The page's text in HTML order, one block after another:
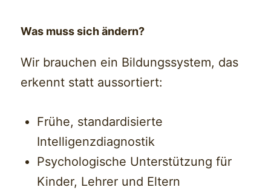
Was muss sich ändern?
Wir brauchen ein Bildungssystem, das
erkennt statt aussortiert:
Frühe, standardisierte
Intelligenzdiagnostik
Psychologische Unterstützung für
Kinder, Lehrer und Eltern